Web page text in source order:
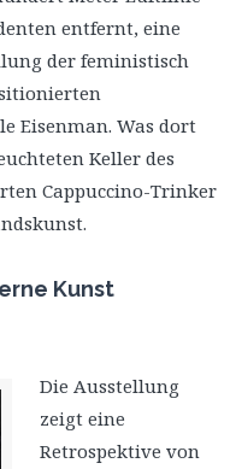
entfernt, eine
der feministisch
Eisenman. Was dort
Keller des
Cappuccino-Trinker
Kunst
Die Ausstellung
zeigt eine
Retrospektive von